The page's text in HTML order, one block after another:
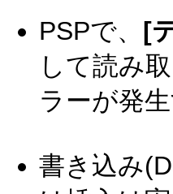
PSPで、 [
して読み
ラーが発
書き込み